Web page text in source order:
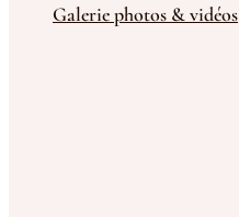
Galerie photos & vidéos